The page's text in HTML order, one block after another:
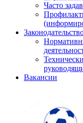
Часто
Вакансии